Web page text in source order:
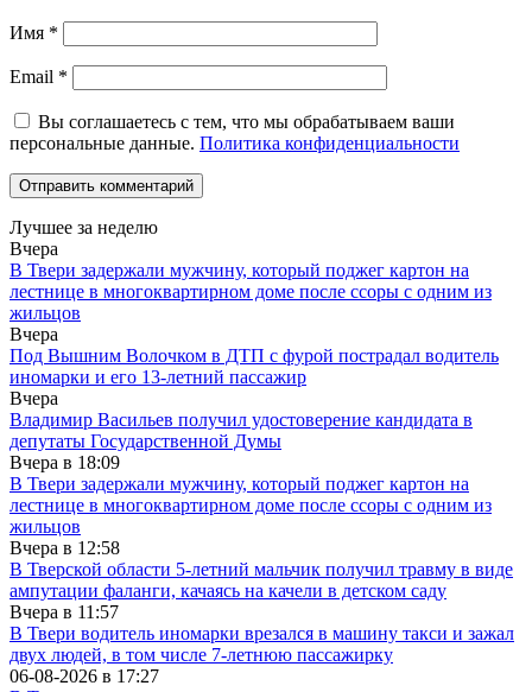
Имя *
Email *
Вы соглашаетесь с тем, что мы обрабатываем ваши
персональные данные. Политика конфиденциальности
Лучшее за неделю
Вчера
В Твери задержали мужчину, который поджег картон на
лестнице в многоквартирном доме после ссоры с одним из
жильцов
Вчера
Под Вышним Волочком в ДТП с фурой пострадал водитель
иномарки и его 13-летний пассажир
Вчера
Владимир Васильев получил удостоверение кандидата в
депутаты Государственной Думы
Вчера в 18:09
В Твери задержали мужчину, который поджег картон на
лестнице в многоквартирном доме после ссоры с одним из
жильцов
Вчера в 12:58
В Тверской области 5-летний мальчик получил травму в виде
ампутации фаланги, качаясь на качели в детском саду
Вчера в 11:57
В Твери водитель иномарки врезался в машину такси и зажал
двух людей, в том числе 7-летнюю пассажирку
06-08-2026 в 17:27